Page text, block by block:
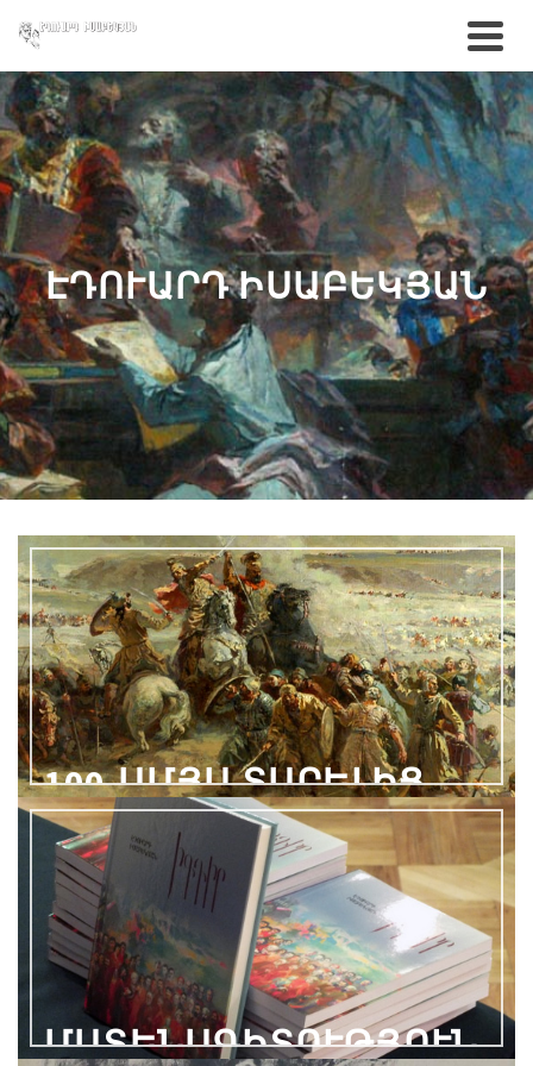
ԷԴՈՒԱՐԴ ԻՍԱԲԵԿՅԱՆ
100-ԱՄՅԱ ՏԱՐԵԼԻՑ
ՄԱՏԵՆԱԳԻՏՈՒԹՅՈՒՆ